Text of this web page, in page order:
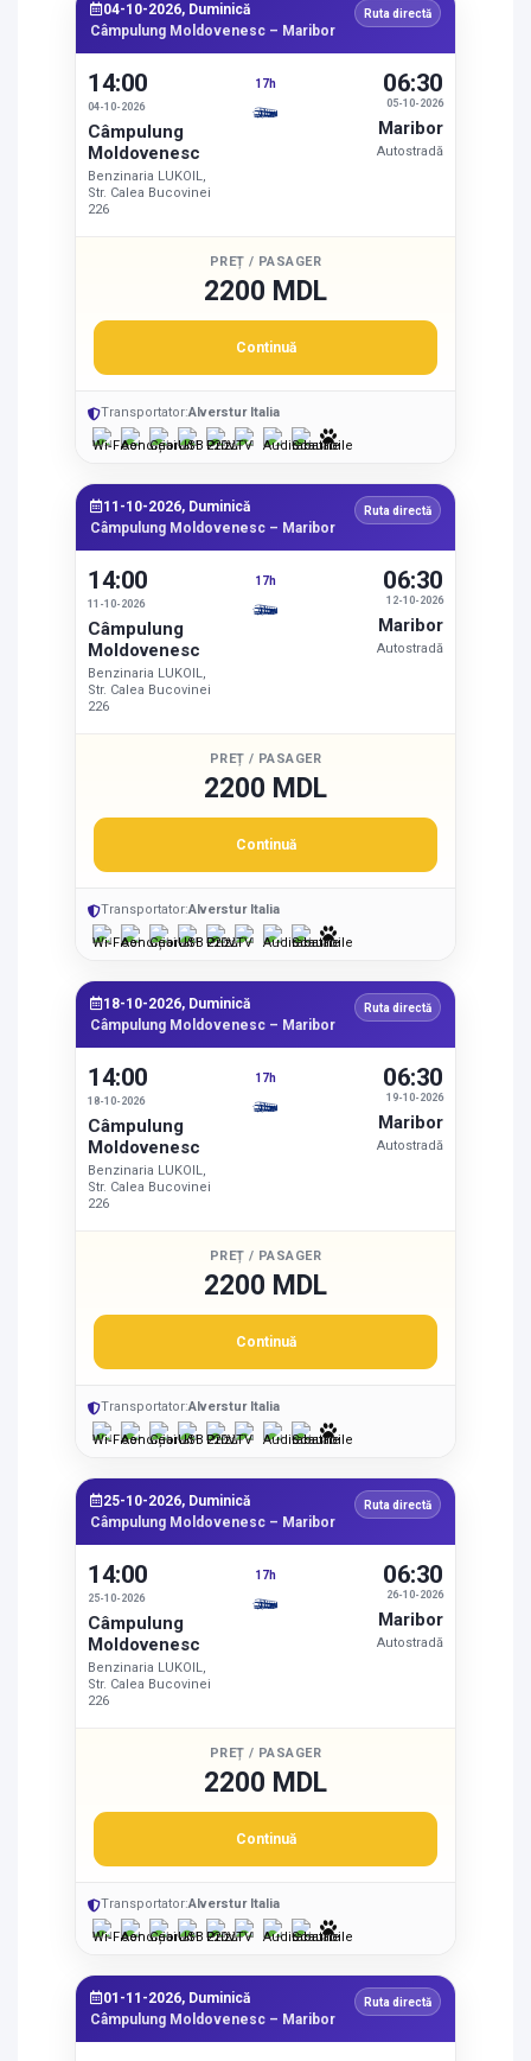
04-10-2026, Duminică
Câmpulung Moldovenesc – Maribor
Ruta directă
14:00
04-10-2026
Câmpulung
Moldovenesc
Benzinaria LUKOIL,
Str. Calea Bucovinei
226
17h
05-10-2026
06:30
Maribor
Autostradă
PREȚ / PASAGER
2200 MDL
Continuă
Transportator:Alverstur Italia
11-10-2026, Duminică
Câmpulung Moldovenesc – Maribor
Ruta directă
14:00
11-10-2026
Câmpulung
Moldovenesc
Benzinaria LUKOIL,
Str. Calea Bucovinei
226
17h
12-10-2026
06:30
Maribor
Autostradă
PREȚ / PASAGER
2200 MDL
Continuă
Transportator:Alverstur Italia
18-10-2026, Duminică
Câmpulung Moldovenesc – Maribor
Ruta directă
14:00
18-10-2026
Câmpulung
Moldovenesc
Benzinaria LUKOIL,
Str. Calea Bucovinei
226
17h
19-10-2026
06:30
Maribor
Autostradă
PREȚ / PASAGER
2200 MDL
Continuă
Transportator:Alverstur Italia
25-10-2026, Duminică
Câmpulung Moldovenesc – Maribor
Ruta directă
14:00
25-10-2026
Câmpulung
Moldovenesc
Benzinaria LUKOIL,
Str. Calea Bucovinei
226
17h
26-10-2026
06:30
Maribor
Autostradă
PREȚ / PASAGER
2200 MDL
Continuă
Transportator:Alverstur Italia
01-11-2026, Duminică
Câmpulung Moldovenesc – Maribor
Ruta directă